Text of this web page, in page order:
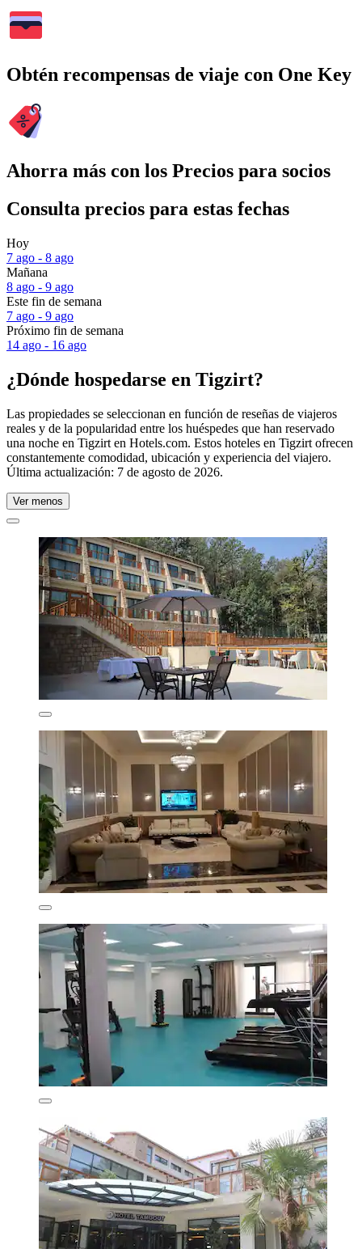
Obtén recompensas de viaje con One Key
Ahorra más con los Precios para socios
Consulta precios para estas fechas
Hoy
7 ago - 8 ago
Mañana
8 ago - 9 ago
Este fin de semana
7 ago - 9 ago
Próximo fin de semana
14 ago - 16 ago
¿Dónde hospedarse en Tigzirt?
Las propiedades se seleccionan en función de reseñas de viajeros
reales y de la popularidad entre los huéspedes que han reservado
una noche en Tigzirt en Hotels.com. Estos hoteles en Tigzirt ofrecen
constantemente comodidad, ubicación y experiencia del viajero.
Última actualización: 7 de agosto de 2026.
Ver menos